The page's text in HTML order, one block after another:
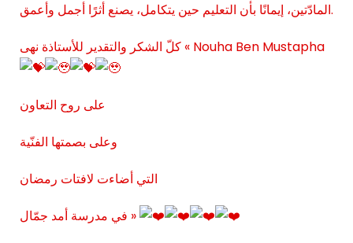
المادّتين، إيمانًا بأن التعليم حين يتكامل، يصنع أثرًا أجمل وأعمق.
كلّ الشكر والتقدير للأستاذة نهى « Nouha Ben Mustapha
على روح التعاون
وعلى بصمتها الفنّية
التي أضاءت لافتات رمضان
في مدرسة أمد جمّال »